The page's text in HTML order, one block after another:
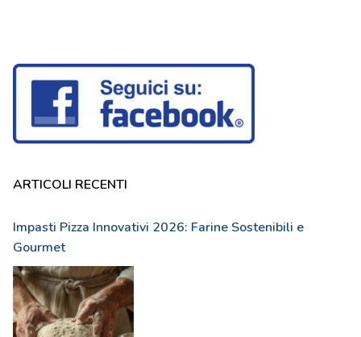
ARTICOLI RECENTI
Impasti Pizza Innovativi 2026: Farine Sostenibili e
Gourmet